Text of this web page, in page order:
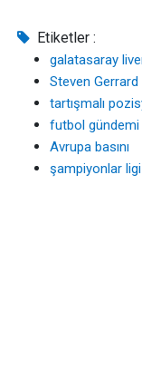
Etiketler :
galatasaray
Steven Gerrard
tartışmalı
futbol gündemi
Avrupa basını
şampiyonlar ligi